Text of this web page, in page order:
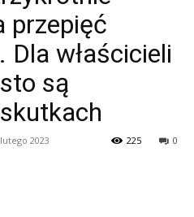
przepięć
Dla właścicieli
są
2023 0
225